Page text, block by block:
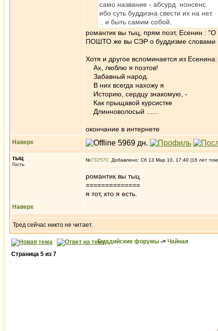
само название - абсурд. нонсенс.
ибо суть буддизна свести их на нет.
.. и быть самим собой.
романтик вы тыц, прям поэт, Есенин :
ПОШТО же вы СЭР о буддизме словами
Хотя и другое вспоминается из Есенина:
Ах, люблю я поэтов!
Забавный народ.
В них всегда нахожу я
Историю, сердцу знакомую, -
Как прыщавой курсистке
Длинноволосый ......
окончание в интернете
Наверх
тыц
Гость
№73257 Добавлено: Сб 13 Мар 10, 17:40 (16 лет
романтик вы тыц
==============
я тот, кто я есть.
Наверх
Тред сейчас никто не читает.
Буддийские форумы -> Чайная
Страница 5 из 7